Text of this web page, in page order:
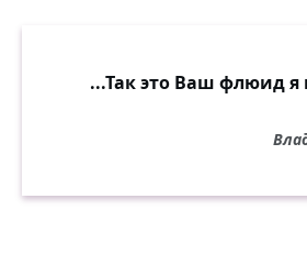
...Так это Ваш флюид я